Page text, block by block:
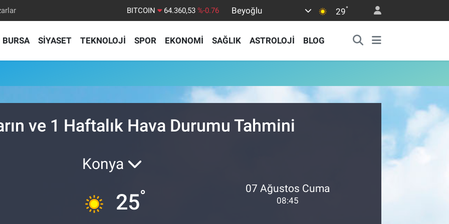
BITCOIN 64.360,53 %-0.76
EURO
55,0265 %0.01
Beyoğlu 29°
BURSA SİYASET TEKNOLOJİ SPOR EKONOMİ SAĞLIK ASTROLOJİ BLOG
ve 1 Haftalık Hava Durumu Tahmini
Konya
25° 07 Ağustos Cuma
08:45